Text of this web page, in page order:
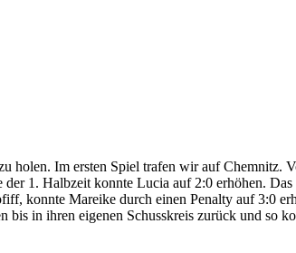
holen. Im ersten Spiel trafen wir auf
1. Halbzeit konnte Lucia auf 2:0 erhöhen.
konnte Mareike durch einen Penalty auf 3:0
in ihren eigenen Schusskreis zurück und so